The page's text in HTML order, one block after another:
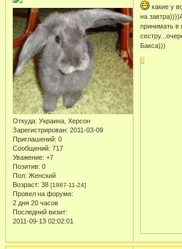
Откуда: Украина, Херсон
Зарегистрирован: 2011-03-09
Приглашений: 0
Сообщений: 717
Уважение: +7
Позитив: 0
Пол: Женский
Возраст: 38 [1987-11-24]
Провел на форуме:
2 дня 20 часов
Последний визит:
2011-09-13 02:02:01
какие у
на
принимать в
Бакса)))
0